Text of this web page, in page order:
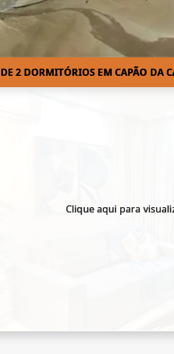
2 DORMITÓRIOS EM CAPÃO DA
Clique aqui para